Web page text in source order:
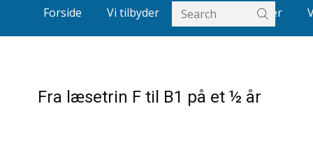
Forside Vi tilbyder Om os Artikler
Fra læsetrin F til B1 på et ½ år